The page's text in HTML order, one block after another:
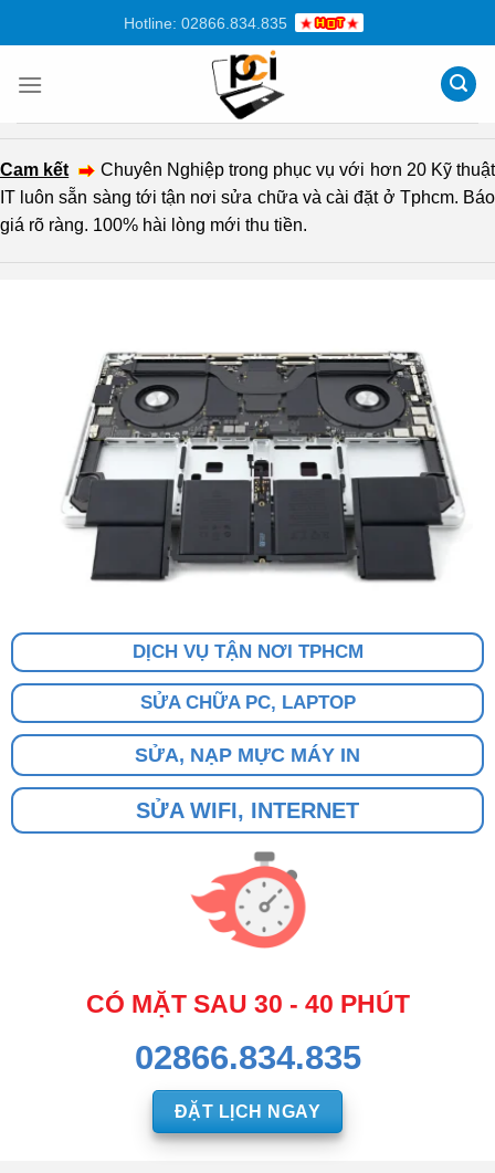
dung
Hotline: 02866.834.835
Cam kết
Chuyên Nghiệp trong phục vụ với hơn 20 Kỹ thuật
IT luôn sẵn sàng tới tận nơi sửa chữa và cài đặt ở Tphcm. Báo
giá rõ ràng. 100% hài lòng mới thu tiền.
DỊCH VỤ TẬN NƠI TPHCM
SỬA CHỮA PC, LAPTOP
SỬA, NẠP MỰC MÁY IN
SỬA WIFI, INTERNET
CÓ MẶT SAU 30 - 40 PHÚT
02866.834.835
ĐẶT LỊCH NGAY